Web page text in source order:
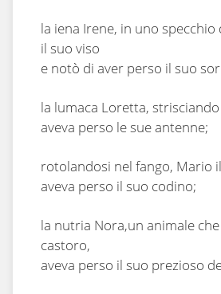
la iena Irene, in uno specchio
il suo viso
e notò di aver perso il suo
la lumaca Loretta,
aveva perso le sue antenne;
rotolandosi nel fango, Mario
aveva perso il suo codino;
la nutria Nora,un animale
castoro,
aveva perso il suo prezioso